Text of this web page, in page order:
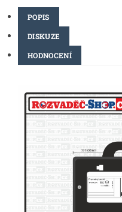
POPIS
DISKUZE
HODNOCENÍ